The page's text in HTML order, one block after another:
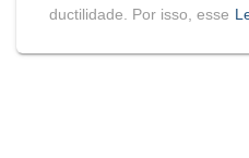
ductilidade. Por isso, esse